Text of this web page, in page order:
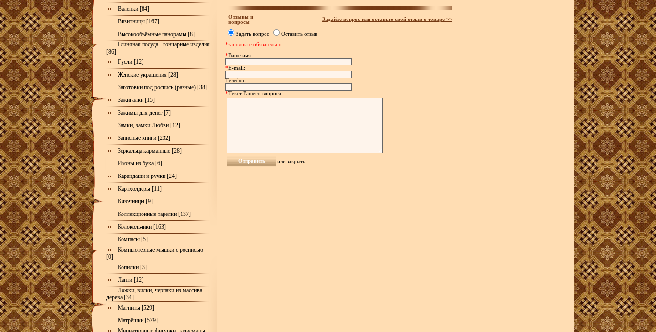
Валенки [84]
Визитницы [167]
Высокообъёмные панорамы [8]
Глиняная посуда - гончарные изделия
[86]
Гусли [12]
Женские украшения [28]
Заготовки под роспись (разные) [38]
Зажигалки [15]
Зажимы для денег [7]
Замки, замки Любви [12]
Записные книги [232]
Зеркальца карманные [28]
Иконы из бука [6]
Карандаши и ручки [24]
Картхолдеры [11]
Ключницы [9]
Коллекционные тарелки [137]
Колокольчики [163]
Компасы [5]
Компьютерные мышки с росписью
[0]
Копилки [3]
Лапти [12]
Ложки, вилки, черпаки из массива
дерева [34]
Магниты [529]
Матрёшки [579]
Миниатюрные фигурки, талисманы,
Отзывы и
вопросы
Задайте вопрос или оставьте свой отзыв о товаре >>
Задать вопрос
Оставить отзыв
*заполните обязательно
*Ваше имя:
*E-mail:
Телефон:
*Текст Вашего вопроса:
или закрыть